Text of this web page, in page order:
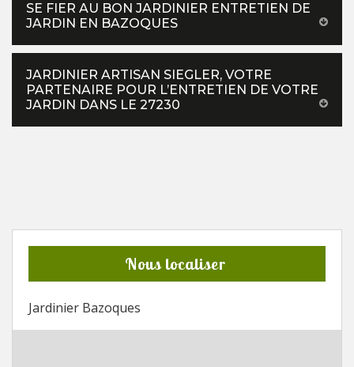
SE FIER AU BON JARDINIER ENTRETIEN DE
JARDIN EN BAZOQUES
JARDINIER ARTISAN SIEGLER, VOTRE
PARTENAIRE POUR L’ENTRETIEN DE VOTRE
JARDIN DANS LE 27230
Nous localiser
Jardinier Bazoques